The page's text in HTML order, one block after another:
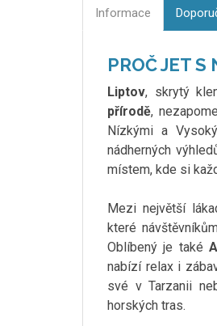
Informace
PROČ JET S
Liptov, skrytý
přírodě,
Nízkými a
nádherných
místem, kde si
Mezi největší
které
Oblíbený je také
nabízí relax i
své v Tarzanii
horských tras.